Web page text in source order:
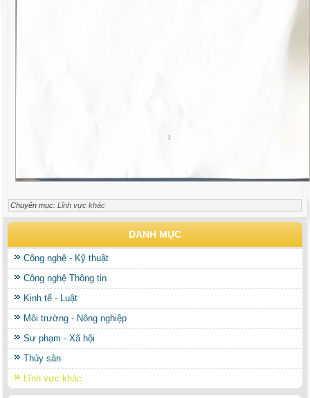
Chuyên mục:Lĩnh vực khác
DANH MỤC
Công nghệ - Kỹ thuật
Công nghệ Thông tin
Kinh tế - Luật
Môi trường - Nông nghiệp
Sư phạm - Xã hội
Thủy sản
Lĩnh vực khác